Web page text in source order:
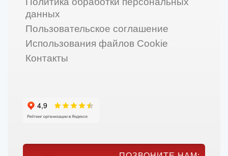
данных
Пользовательское соглашение
Использования файлов Cookie
Контакты